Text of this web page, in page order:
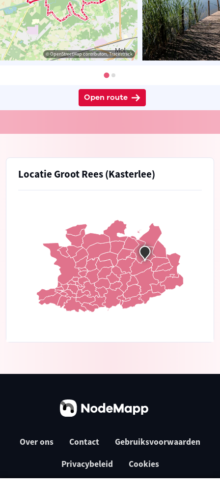
© OpenStreetMap contributors, Tracestrack
Open route
Locatie Groot Rees (Kasterlee)
Over ons Contact Gebruiksvoorwaarden
Privacybeleid Cookies